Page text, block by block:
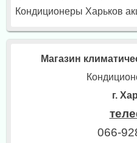
Кондиционеры Харьков
Магазин
г.
066-